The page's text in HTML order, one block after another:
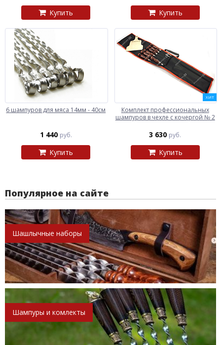
Купить Купить
6 шампуров для мяса 14мм - 40см
1 440 руб.
Купить
ХИТ
Комплект профессиональных
шампуров в чехле с кочергой № 2
3 630 руб.
Купить
Популярное на сайте
Шашлычные наборы
Шампуры и комлекты